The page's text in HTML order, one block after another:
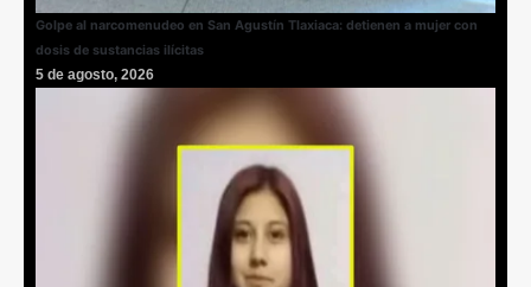
Golpe al narcomenudeo en San Agustín Tlaxiaca: detienen a mujer con
dosis de sustancias ilícitas
5 de agosto, 2026